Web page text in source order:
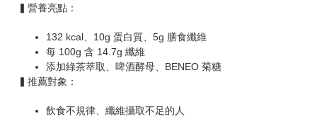
▍營養亮點：
132 kcal、10g 蛋白質、5g 膳食纖維
每 100g 含 14.7g 纖維
添加綠茶萃取、啤酒酵母、BENEO 菊糖
▍推薦對象：
飲食不規律、纖維攝取不足的人